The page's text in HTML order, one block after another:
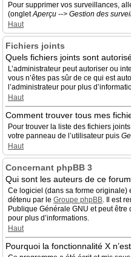
Pour supprimer vos surveillances,
(ongletAperçu --> Gestion des
Haut
Fichiers joints
Quels fichiers joints sont
L’administrateur peut autoriser ou
vous n’êtes pas sûr de ce qui est
l’administrateur pour plus
Haut
Comment trouver tous mes
Pour trouver la liste des fichiers
votre panneau de l’utilisateur puis
Haut
Concernant phpBB 3
Qui sont les auteurs de ce
Ce logiciel (dans sa forme originale)
détenu par le Groupe phpBB. Il est
Publique Générale GNU et peut
pour plus d’informations.
Haut
Pourquoi la fonctionnalité X